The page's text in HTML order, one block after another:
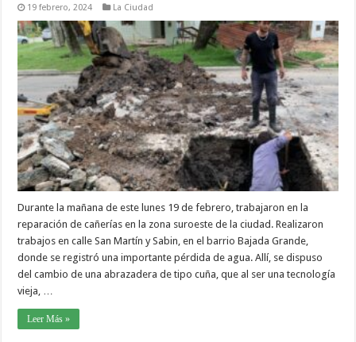
19 febrero, 2024 La Ciudad
Durante la mañana de este lunes 19 de febrero, trabajaron en la
reparación de cañerías en la zona suroeste de la ciudad. Realizaron
trabajos en calle San Martín y Sabin, en el barrio Bajada Grande,
donde se registró una importante pérdida de agua. Allí, se dispuso
del cambio de una abrazadera de tipo cuña, que al ser una tecnología
vieja, …
Leer Más »